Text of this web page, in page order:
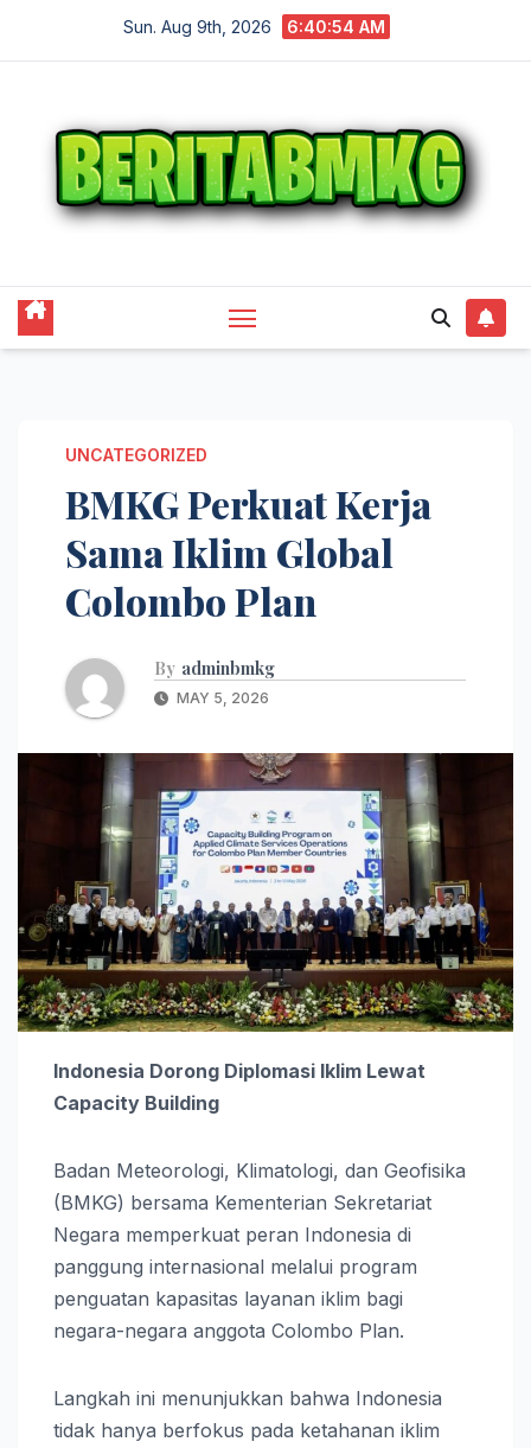
Sun. Aug 9th, 2026 6:40:55 AM
UNCATEGORIZED
BMKG Perkuat Kerja
Sama Iklim Global
Colombo Plan
By adminbmkg
MAY 5, 2026
Indonesia Dorong Diplomasi Iklim Lewat
Capacity Building
Badan Meteorologi, Klimatologi, dan Geofisika
(BMKG) bersama Kementerian Sekretariat
Negara memperkuat peran Indonesia di
panggung internasional melalui program
penguatan kapasitas layanan iklim bagi
negara-negara anggota Colombo Plan.
Langkah ini menunjukkan bahwa Indonesia
tidak hanya berfokus pada ketahanan iklim